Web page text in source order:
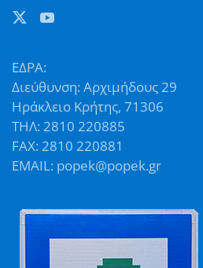
ΕΔΡΑ:
Διεύθυνση: Αρχιμήδους 29
Ηράκλειο Κρήτης, 71306
ΤΗΛ: 2810 220885
FAX: 2810 220881
EMAIL: popek@popek.gr